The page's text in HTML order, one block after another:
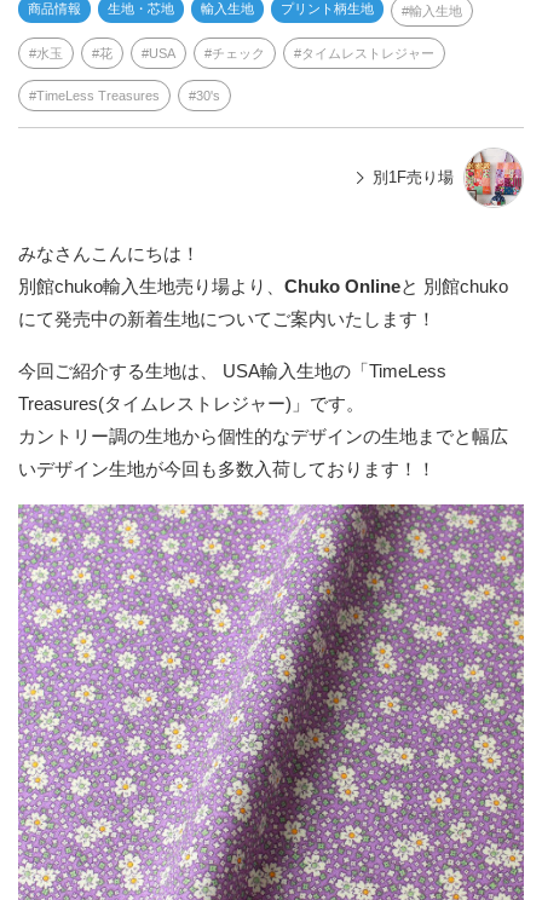
商品情報 生地・芯地 輸入生地 プリント柄生地 輸入生地
水玉 花 USA チェック タイムレストレジャー
TimeLess Treasures 30's
別1F売り場
みなさんこんにちは！
別館chuko輸入生地売り場より、 Chuko Onlineと 別館chuko
にて発売中の新着生地についてご案内いたします！
今回ご紹介する生地は、 USA輸入生地の「TimeLess
Treasures(タイムレストレジャー)」です。
カントリー調の生地から個性的なデザインの生地までと幅広
いデザイン生地が今回も多数入荷しております！！